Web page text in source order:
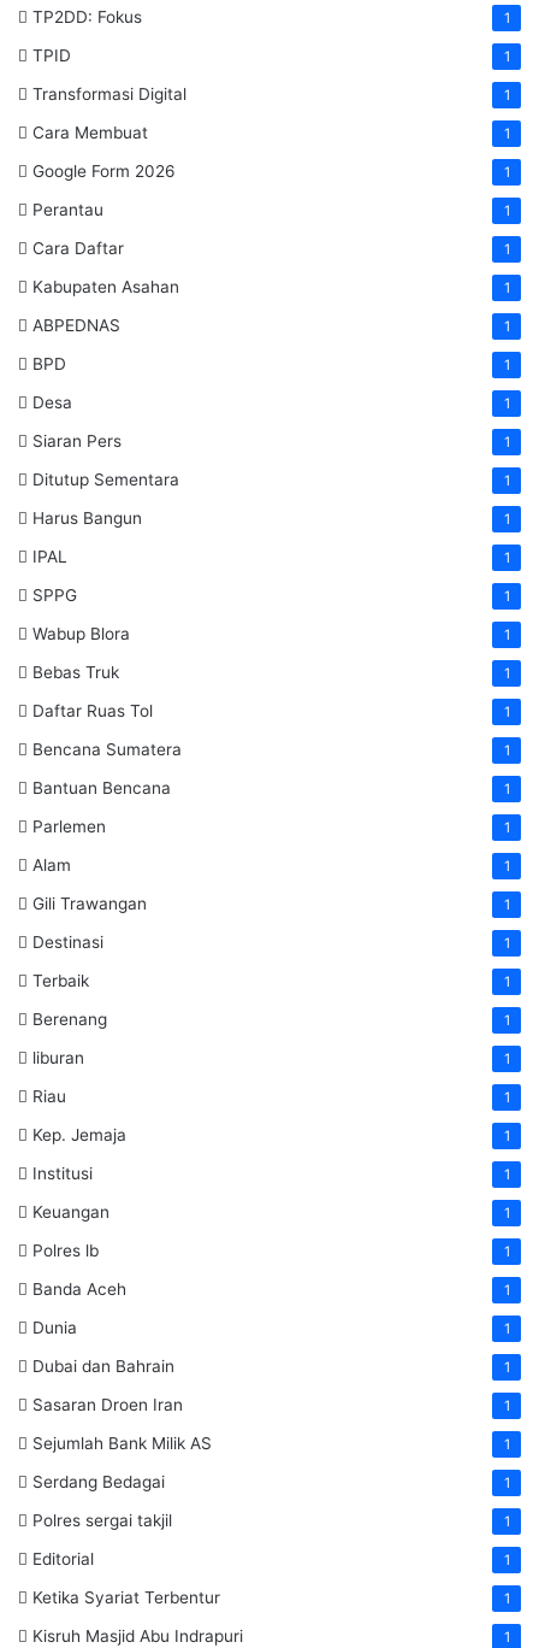
TP2DD: Fokus 1
TPID 1
Transformasi Digital 1
Cara Membuat 1
Google Form 2026 1
Perantau 1
Cara Daftar 1
Kabupaten Asahan 1
ABPEDNAS 1
BPD 1
Desa 1
Siaran Pers 1
Ditutup Sementara 1
Harus Bangun 1
IPAL 1
SPPG 1
Wabup Blora 1
Bebas Truk 1
Daftar Ruas Tol 1
Bencana Sumatera 1
Bantuan Bencana 1
Parlemen 1
Alam 1
Gili Trawangan 1
Destinasi 1
Terbaik 1
Berenang 1
liburan 1
Riau 1
Kep. Jemaja 1
Institusi 1
Keuangan 1
Polres lb 1
Banda Aceh 1
Dunia 1
Dubai dan Bahrain 1
Sasaran Droen Iran 1
Sejumlah Bank Milik AS 1
Serdang Bedagai 1
Polres sergai takjil 1
Editorial 1
Ketika Syariat Terbentur 1
Kisruh Masjid Abu Indrapuri 1